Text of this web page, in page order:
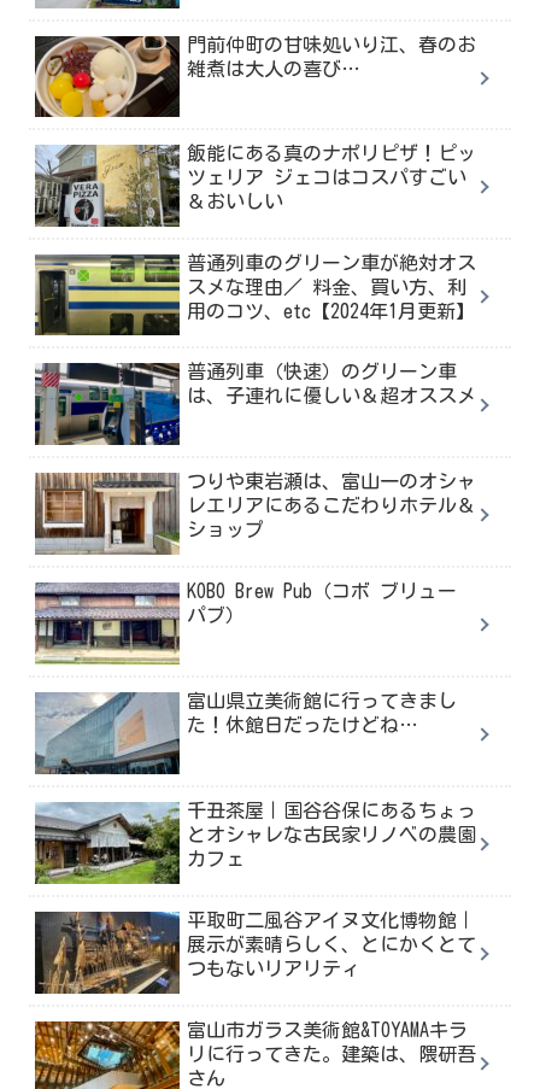
門前仲町の甘味処いり江、春のお
雑煮は大人の喜び…
飯能にある真のナポリピザ！ピッ
ツェリア ジェコはコスパすごい
＆おいしい
普通列車のグリーン車が絶対オス
スメな理由／ 料金、買い方、利
用のコツ、etc【2024年1月更新】
普通列車（快速）のグリーン車
は、子連れに優しい＆超オススメ
つりや東岩瀬は、富山一のオシャ
レエリアにあるこだわりホテル＆
ショップ
KOBO Brew Pub（コボ ブリュー
パブ）
富山県立美術館に行ってきまし
た！休館日だったけどね…
千丑茶屋｜国谷谷保にあるちょっ
とオシャレな古民家リノベの農園
カフェ
平取町二風谷アイヌ文化博物館｜
展示が素晴らしく、とにかくとて
つもないリアリティ
富山市ガラス美術館&TOYAMAキラ
リに行ってきた。建築は、隈研吾
さん